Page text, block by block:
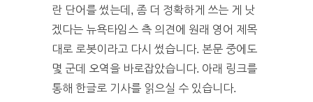
란 단어를 썼는데, 좀 더 정확하게 쓰는 게 낫
겠다는 뉴욕타임스 측 의견에 원래 영어 제목
대로 로봇이라고 다시 썼습니다. 본문 중에도
몇 군데 오역을 바로잡았습니다. 아래 링크를
통해 한글로 기사를 읽으실 수 있습니다.